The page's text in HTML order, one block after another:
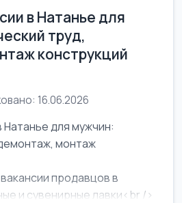
в Натанье для
труд,
конструкций
16.06.2026
для мужчин:
монтаж
продавцов в
и сувенирные лавки<br />